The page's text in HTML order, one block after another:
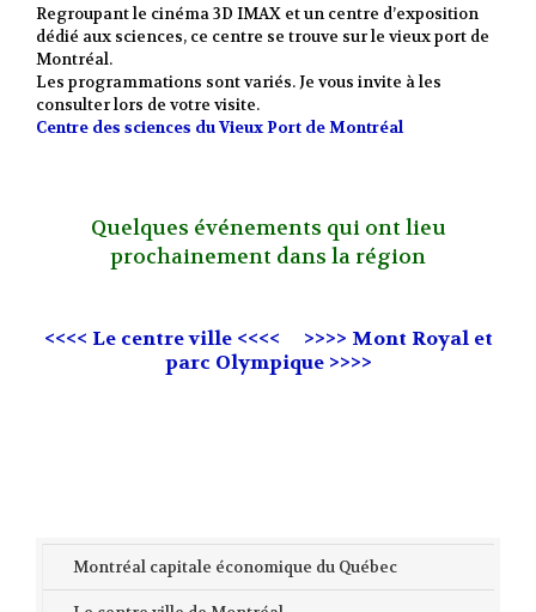
Regroupant le cinéma 3D IMAX et un centre d’exposition
dédié aux sciences, ce centre se trouve sur le vieux port de
Montréal.
Les programmations sont variés. Je vous invite à les
consulter lors de votre visite.
Centre des sciences du Vieux Port de Montréal
Quelques événements qui ont lieu
prochainement dans la région
<<<< Le centre ville <<<<
>>>> Mont Royal et
parc Olympique >>>>
Montréal capitale économique du Québec